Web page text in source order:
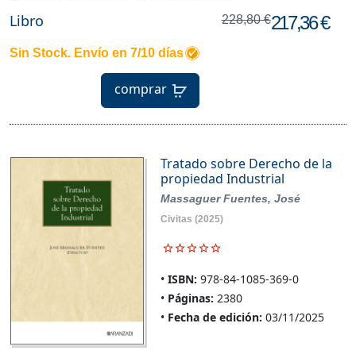
Libro 228,80 €217,36 €
Sin Stock. Envío en 7/10 días
comprar
Tratado sobre Derecho de la
propiedad Industrial
Massaguer Fuentes, José
Civitas (2025)
ISBN: 978-84-1085-369-0
Páginas: 2380
Fecha de edición: 03/11/2025